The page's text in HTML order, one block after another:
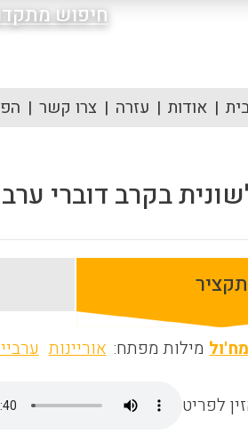
חיפוש
אודות עזרה צרו קשר
בקרב דוברי
תקציר
מילות מפתח: אוריינות
לפריט